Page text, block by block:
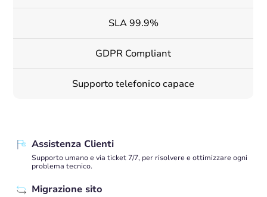
SLA 99.9%
GDPR Compliant
Supporto telefonico capace
Assistenza Clienti
Supporto umano e via ticket 7/7, per risolvere e ottimizzare ogni
problema tecnico.
Migrazione sito